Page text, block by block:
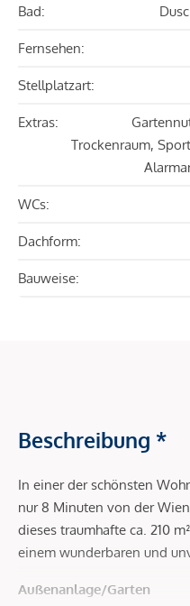
Bad:
Fernsehen:
Stellplatzart:
Extras:
Trockenraum,
WCs:
Dachform:
Bauweise:
Beschreibung *
In einer der schönsten
nur 8 Minuten von der
dieses traumhafte ca. 210
einem wunderbaren und
Außenanlage/Garten